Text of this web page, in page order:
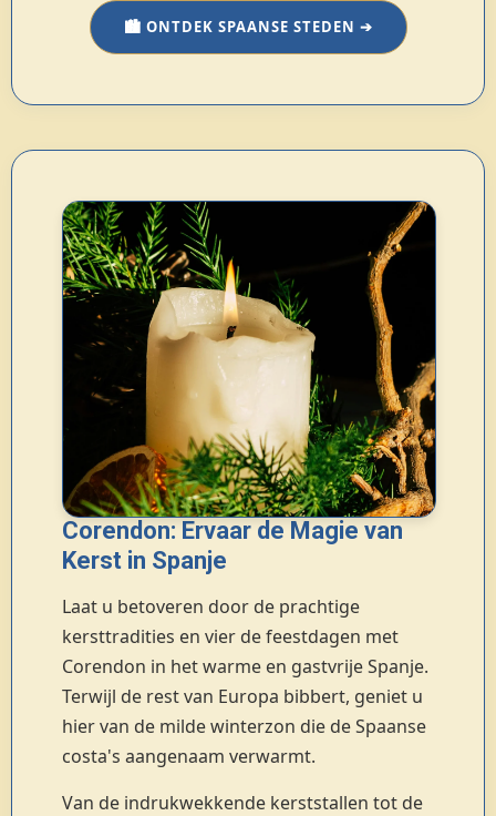
🏙️ ONTDEK SPAANSE STEDEN ➔
Corendon: Ervaar de Magie van
Kerst in Spanje
Laat u betoveren door de prachtige
kersttradities en vier de feestdagen met
Corendon in het warme en gastvrije Spanje.
Terwijl de rest van Europa bibbert, geniet u
hier van de milde winterzon die de Spaanse
costa's aangenaam verwarmt.
Van de indrukwekkende kerststallen tot de